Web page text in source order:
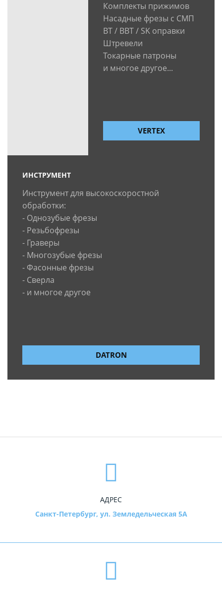
Комплекты прижимов
Насадные фрезы с СМП
BT / BBT / SK оправки
Штревели
Токарные патроны
и многое другое...
VERTEX
ИНСТРУМЕНТ
Инструмент для высокоскоростной
обработки:
- Однозубые фрезы
- Резьбофрезы
- Граверы
- Многозубые фрезы
- Фасонные фрезы
- Сверла
- и многое другое
DATRON
АДРЕС
Санкт-Петербург, ул. Земледельческая 5А